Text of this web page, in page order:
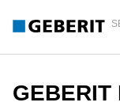
GEBERIT